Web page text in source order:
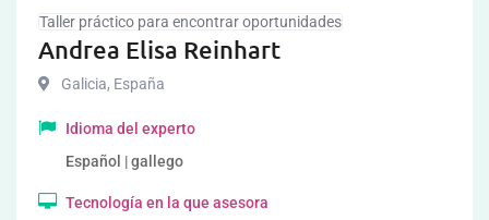
Taller práctico para encontrar oportunidades
Andrea Elisa Reinhart
Galicia, España
Idioma del experto
Español | gallego
Tecnología en la que asesora